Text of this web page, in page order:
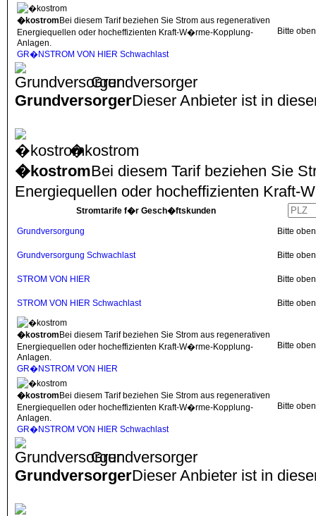
�kostrom Bei diesem Tarif beziehen Sie Strom aus regenerativen
Energiequellen oder hocheffizienten Kraft-W�rme-Kopplung-
Anlagen.
GR�NSTROM VON HIER Schwachlast
Bitte
Grundversorger
GrundversorgerDieser Anbieter ist in
�kostrom
�kostromBei diesem Tarif beziehen Sie
Energiequellen oder hocheffizienten Kraft-
Stromtarife f�r Gesch�ftskunden
Grundversorgung Bitte
Grundversorgung Schwachlast Bitte
STROM VON HIER Bitte
STROM VON HIER Schwachlast Bitte
�kostrom Bei diesem Tarif beziehen Sie Strom aus regenerativen
Energiequellen oder hocheffizienten Kraft-W�rme-Kopplung-
Anlagen.
GR�NSTROM VON HIER
Bitte
�kostrom Bei diesem Tarif beziehen Sie Strom aus regenerativen
Energiequellen oder hocheffizienten Kraft-W�rme-Kopplung-
Anlagen.
GR�NSTROM VON HIER Schwachlast
Bitte
Grundversorger
GrundversorgerDieser Anbieter ist in